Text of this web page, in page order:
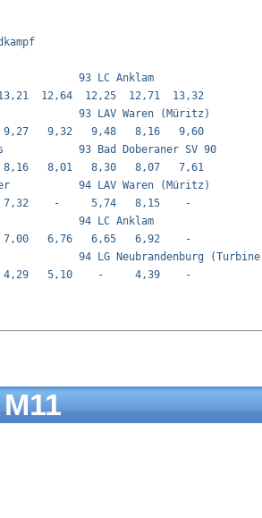
Endkampf
93 LC Anklam
12,64  12,25  12,71  13,32
93 LAV Waren (Müritz)
9,32   9,48   8,16   9,60
93 Bad Doberaner SV 90
8,01   8,30   8,07   7,61
94 LAV Waren (Müritz)
7,32    -     5,74   8,15    -
94 LC Anklam
7,00   6,76   6,65   6,92    -
94 LG Neubrandenburg
4,29   5,10    -     4,39    -